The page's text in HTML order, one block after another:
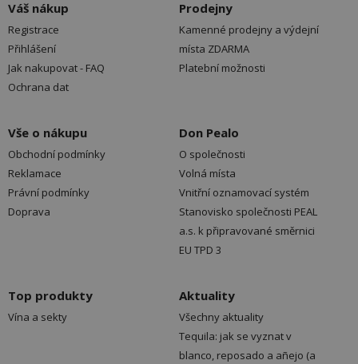
Váš nákup
Registrace
Přihlášení
Jak nakupovat - FAQ
Ochrana dat
Prodejny
Kamenné prodejny a výdejní
místa ZDARMA
Platební možnosti
Vše o nákupu
Obchodní podmínky
Reklamace
Právní podmínky
Doprava
Don Pealo
O společnosti
Volná místa
Vnitřní oznamovací systém
Stanovisko společnosti PEAL
a.s. k připravované směrnici
EU TPD 3
Top produkty
Vína a sekty
Aktuality
Všechny aktuality
Tequila: jak se vyznat v
blanco, reposado a añejo (a